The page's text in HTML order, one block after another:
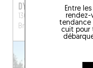
Entre
rendez-
tendance
cuit pour
DYNAMO - BAR DE SOIF
130 Chaussée
Bruxelles (1060)